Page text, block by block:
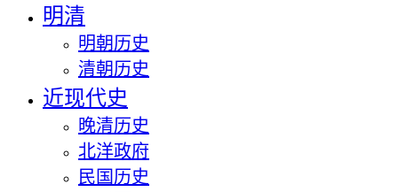
明清
明朝历史
清朝历史
近现代史
晚清历史
北洋政府
民国历史